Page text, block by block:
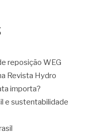
reposição WEG
Revista Hydro
importa?
e sustentabilidade